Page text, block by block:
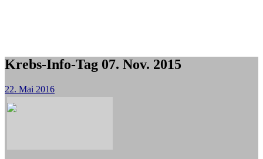
Krebs-Info-Tag 07. Nov. 2015
22. Mai 2016